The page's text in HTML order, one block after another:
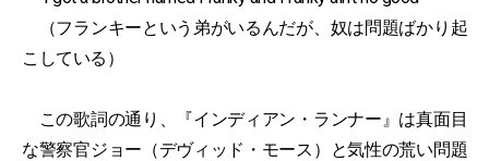
（フランキーという弟がいるんだが、奴は問題ばかり起
こしている）
この歌詞の通り、『インディアン・ランナー』は真面目
な警察官ジョー（デヴィッド・モース）と気性の荒い問題